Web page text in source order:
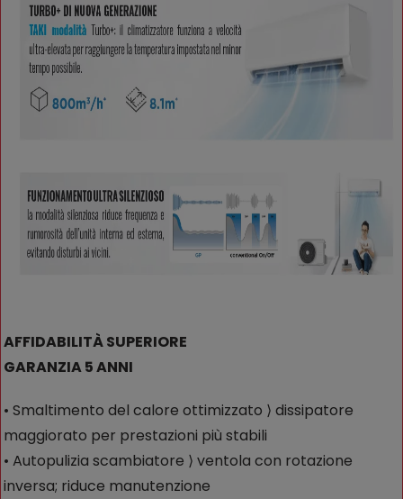
AFFIDABILITÀ SUPERIORE
GARANZIA 5 ANNI
• Smaltimento del calore ottimizzato ⟩ dissipatore
maggiorato per prestazioni più stabili
• Autopulizia scambiatore ⟩ ventola con rotazione
inversa; riduce manutenzione